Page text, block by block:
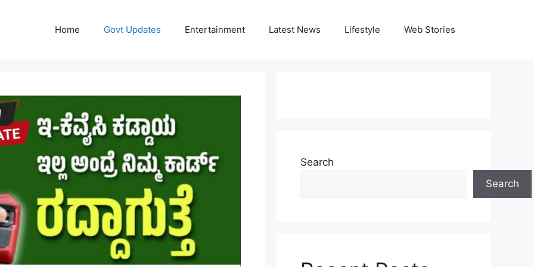
Home Govt Updates Entertainment Latest News Lifestyle Web Stories
Search
Search